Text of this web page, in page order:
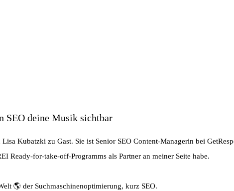
SEO deine Musik sichtbar
Kubatzki zu Gast. Sie ist Senior SEO Content-Managerin bei
Ready-for-take-off-Programms als Partner an meiner Seite habe.
🌎 der Suchmaschinenoptimierung, kurz SEO.